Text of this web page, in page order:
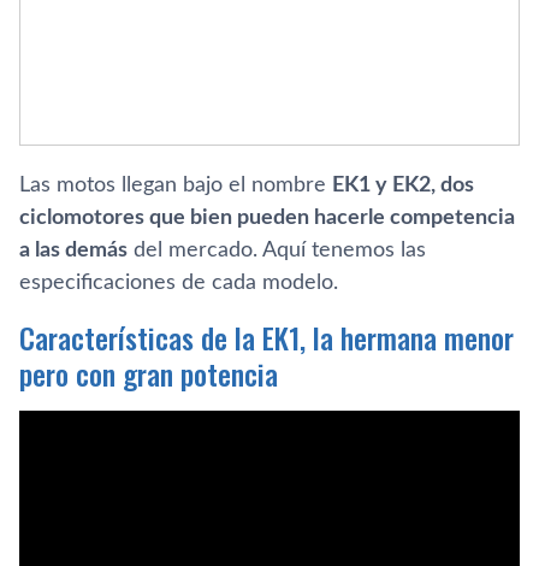
Las motos llegan bajo el nombre EK1 y EK2, dos
ciclomotores que bien pueden hacerle competencia
a las demás del mercado. Aquí tenemos las
especificaciones de cada modelo.
Características de la EK1, la hermana menor
pero con gran potencia